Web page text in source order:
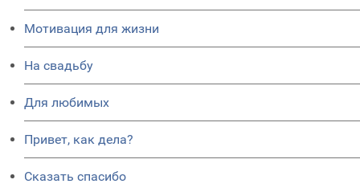
Мотивация для жизни
На свадьбу
Для любимых
Привет, как дела?
Сказать спасибо